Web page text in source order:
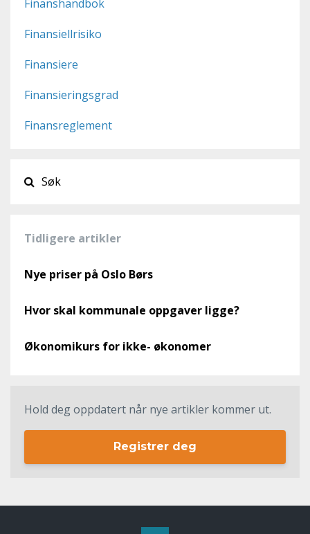
Finanshandbok
Finansiellrisiko
Finansiere
Finansieringsgrad
Finansreglement
Tidligere artikler
Nye priser på Oslo Børs
Hvor skal kommunale oppgaver ligge?
Økonomikurs for ikke- økonomer
Hold deg oppdatert når nye artikler kommer ut.
Registrer deg